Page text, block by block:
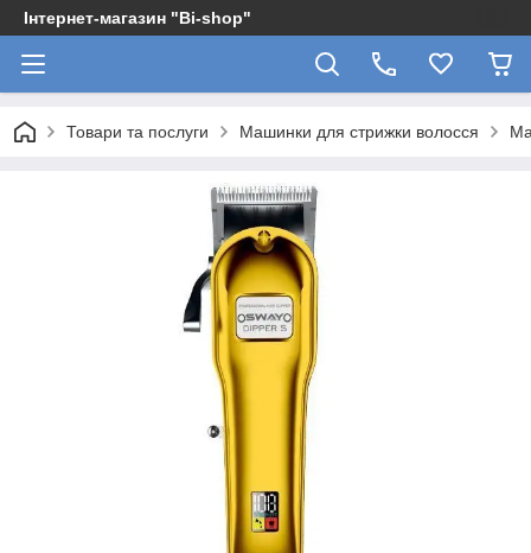
Інтернет-магазин "Bi-shop"
Товари та послуги Машинки для стрижки волосся